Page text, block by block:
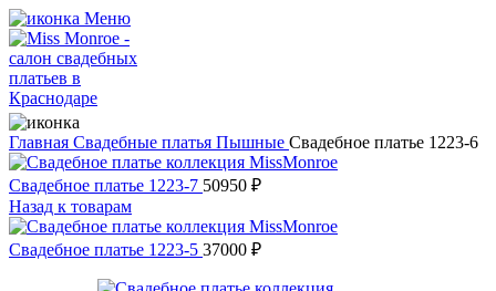
Меню
Главная Свадебные платья Пышные Свадебное платье 1223-6
Свадебное платье 1223-7 50950 ₽
Назад к товарам
Свадебное платье 1223-5 37000 ₽